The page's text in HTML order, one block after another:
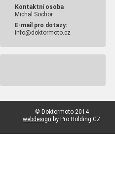
Kontaktní osoba
Michal Sochor
E-mail pro dotazy:
info@doktormoto.cz
© Doktormoto 2014
webdesign by Pro Holding CZ